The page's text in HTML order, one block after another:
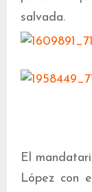
salvada.
El
López con